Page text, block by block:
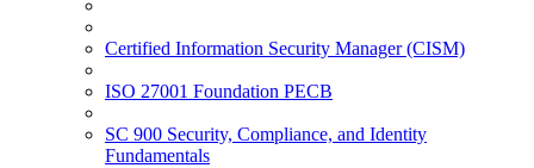
Certified Information Security Manager (CISM)
ISO 27001 Foundation PECB
SC 900 Security, Compliance, and Identity
Fundamentals